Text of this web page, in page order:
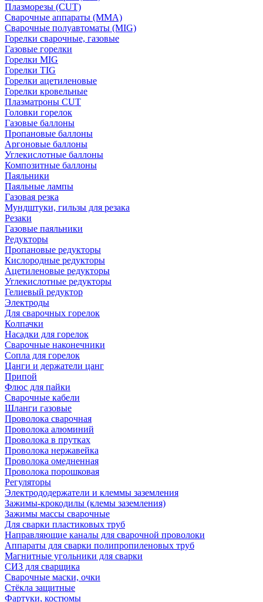
Плазморезы (CUT)
Сварочные аппараты (MMA)
Сварочные полуавтоматы (MIG)
Горелки сварочные, газовые
Газовые горелки
Горелки MIG
Горелки TIG
Горелки ацетиленовые
Горелки кровельные
Плазматроны CUT
Головки горелок
Газовые баллоны
Пропановые баллоны
Аргоновые баллоны
Углекислотные баллоны
Композитные баллоны
Паяльники
Паяльные лампы
Газовая резка
Мундштуки, гильзы для резака
Резаки
Газовые паяльники
Редукторы
Пропановые редукторы
Кислородные редукторы
Ацетиленовые редукторы
Углекислотные редукторы
Гелиевый редуктор
Электроды
Для сварочных горелок
Колпачки
Насадки для горелок
Сварочные наконечники
Сопла для горелок
Цанги и держатели цанг
Припой
Флюс для пайки
Сварочные кабели
Шланги газовые
Проволока сварочная
Проволока алюминий
Проволока в прутках
Проволока нержавейка
Проволока омедненная
Проволока порошковая
Регуляторы
Электрододержатели и клеммы заземления
Зажимы-крокодилы (клемы заземления)
Зажимы массы сварочные
Для сварки пластиковых труб
Направляющие каналы для сварочной проволоки
Аппараты для сварки полипропиленовых труб
Магнитные угольники для сварки
СИЗ для сварщика
Сварочные маски, очки
Стёкла защитные
Фартуки, костюмы